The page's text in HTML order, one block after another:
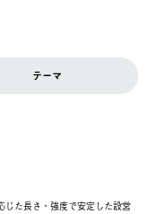
テーマ
じた長さ・強度で安定した設営